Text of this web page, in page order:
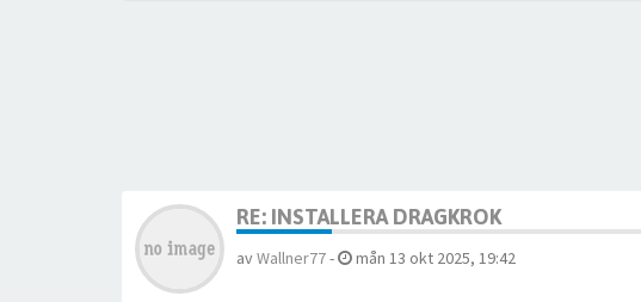
RE: INSTALLERA DRAGKROK
avWallner77- mån 13 okt 2025, 19:42